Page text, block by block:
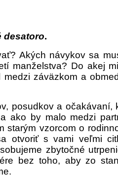
desatoro.
Akých návykov sa
manželstva? Do akej
záväzkom a
posudkov a
by malo medzi
vzorcom o
s vami veľmi
zbytočné
bez toho, aby zo